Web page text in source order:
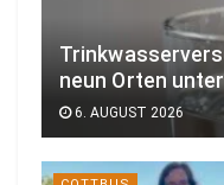
neun Orten
6. AUGUST 2026